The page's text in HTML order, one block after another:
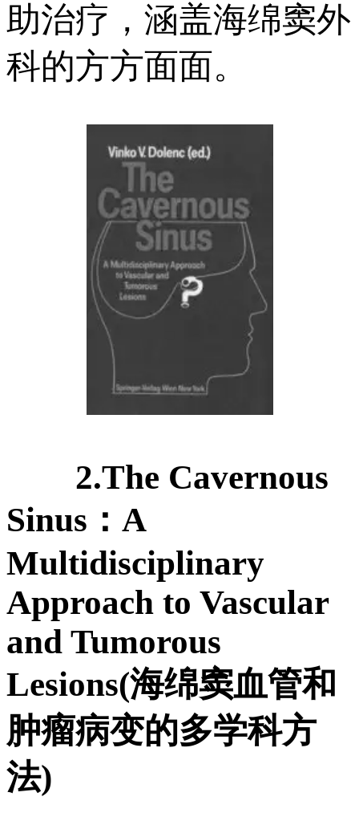
助治疗，涵盖海绵窦外
科的方方面面。
2.The Cavernous
Sinus：A
Multidisciplinary
Approach to Vascular
and Tumorous
Lesions(海绵窦血管和
肿瘤病变的多学科方
法)